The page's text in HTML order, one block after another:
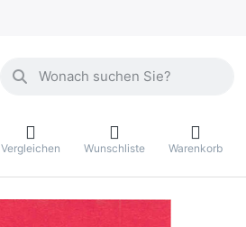
Geben Sie einen Suchbegriff ein.
Vergleichen Wunschliste Warenkorb